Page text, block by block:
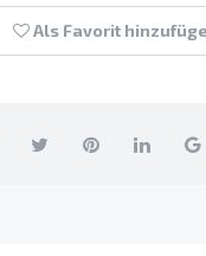
Als Favorit